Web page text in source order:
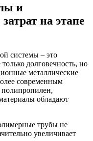
и
на этапе
системы – это
долговечность, но
металлические
современным
обладают
трубы не
увеличивает